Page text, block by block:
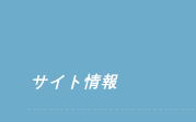
サイト情報